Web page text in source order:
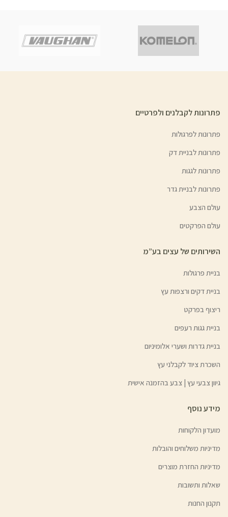
פתרונות לקבלנים ולפרטיים
פתרונות לפרגולות
פתרונות לבניית דק
פתרונות לגגות
פתרונות לבניית גדר
עולם הצבע
עולם הפרקטים
השירותים של עצים בע”מ
בניית פרגולות
בניית דקים ורצפות עץ
ריצוף בפרקט
בניית גגות רעפים
בניית גדרות ושערי אלומיניום
השכרת ציוד לקבלני עץ
גיוון צבעי עץ | צבע בהזמנה אישית
מידע נוסף
מועדון הלקוחות
מדיניות משלוחים והובלות
מדיניות החזרת מוצרים
שאלות ותשובות
תקנון החנות